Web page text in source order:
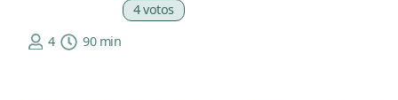
4 votos
4
90 min